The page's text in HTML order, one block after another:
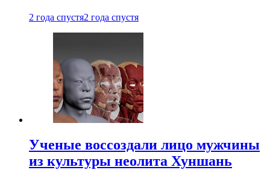
2 года спустя2 года спустя
Ученые воссоздали лицо мужчины
из культуры неолита Хуншань